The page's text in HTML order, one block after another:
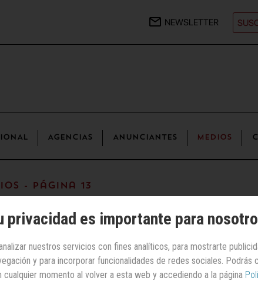
NEWSLETTER
AGENCIAS ANUNCIANTES MEDIOS
- Página 13
privacidad es importante para
nuestros servicios con fines analíticos, para mostrarte
y para incorporar funcionalidades de redes sociales.
cualquier momento al volver a esta web y accediendo a la página